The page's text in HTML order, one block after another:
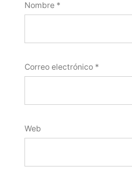
Nombre *
Correo electrónico *
Web